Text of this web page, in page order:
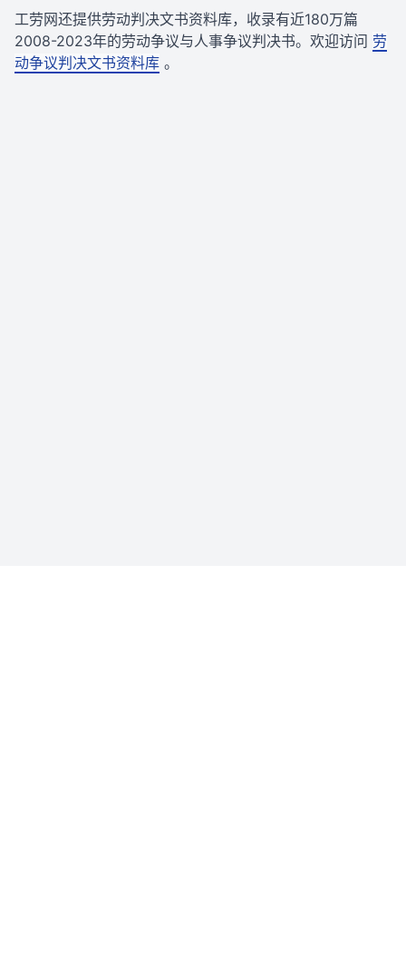
工劳网还提供劳动判决文书资料库，收录有近180万篇
2008-2023年的劳动争议与人事争议判决书。欢迎访问 劳
动争议判决文书资料库 。